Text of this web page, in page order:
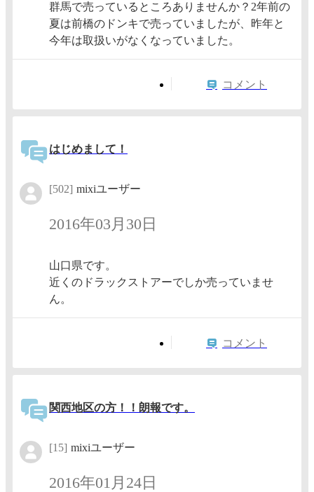
群馬で売っているところありませんか？2年前の
夏は前橋のドンキで売っていましたが、昨年と
今年は取扱いがなくなっていました。
コメント
はじめまして！
[502] mixiユーザー
2016年03月30日
山口県です。
近くのドラックストアーでしか売っていませ
ん。
コメント
関西地区の方！！朗報です。
[15] mixiユーザー
2016年01月24日